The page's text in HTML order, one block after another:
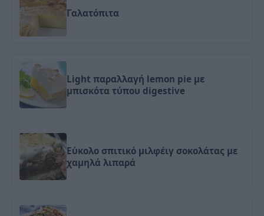
Γαλατόπιτα
Light παραλλαγή lemon pie με
μπισκότα τύπου digestive
Εύκολο σπιτικό μιλφέιγ σοκολάτας με
χαμηλά λιπαρά